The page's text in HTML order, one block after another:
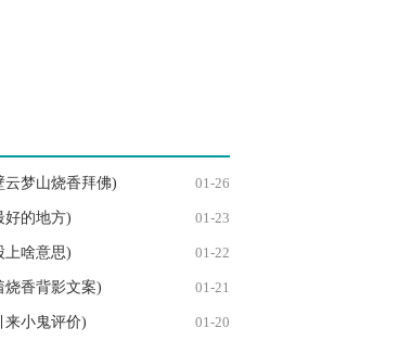
01-26
云梦山烧香拜佛)
01-23
好的地方)
01-22
上啥意思)
01-21
烧香背影文案)
01-20
来小鬼评价)